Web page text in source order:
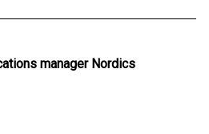
manager Nordics